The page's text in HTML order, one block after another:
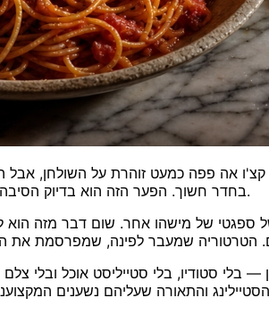
אה פפה כמעט זוהרת על השולחן,
בחדר חשוך. הפער הזה הוא בדיוק הסיבה שכל כך הרבה מסעדות מוותרות ופונות לתמונות סטוק במקום.
ספגטי של מישהו אחר. שום דבר מזה הוא